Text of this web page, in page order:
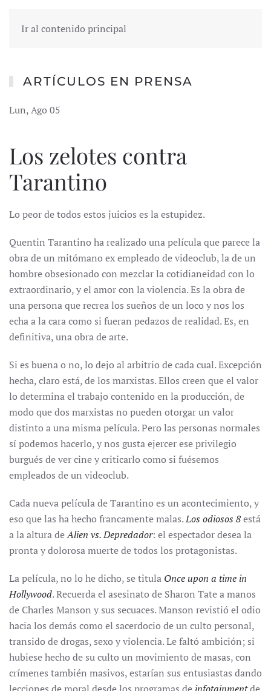
Ir al contenido principal
ARTÍCULOS EN PRENSA
Lun, Ago 05
Los zelotes contra
Tarantino
Lo peor de todos estos juicios es la estupidez.
Quentin Tarantino ha realizado una película que parece la
obra de un mitómano ex empleado de videoclub, la de un
hombre obsesionado con mezclar la cotidianeidad con lo
extraordinario, y el amor con la violencia. Es la obra de
una persona que recrea los sueños de un loco y nos los
echa a la cara como si fueran pedazos de realidad. Es, en
definitiva, una obra de arte.
Si es buena o no, lo dejo al arbitrio de cada cual. Excepción
hecha, claro está, de los marxistas. Ellos creen que el valor
lo determina el trabajo contenido en la producción, de
modo que dos marxistas no pueden otorgar un valor
distinto a una misma película. Pero las personas normales
sí podemos hacerlo, y nos gusta ejercer ese privilegio
burgués de ver cine y criticarlo como si fuésemos
empleados de un videoclub.
Cada nueva película de Tarantino es un acontecimiento, y
eso que las ha hecho francamente malas.Los odiosos 8está
a la altura deAlien vs. Depredador: el espectador desea la
pronta y dolorosa muerte de todos los protagonistas.
La película, no lo he dicho, se titula Once upon a time in
Hollywood. Recuerda el asesinato de Sharon Tate a manos
de Charles Manson y sus secuaces. Manson revistió el odio
hacia los demás como el sacerdocio de un culto personal,
transido de drogas, sexo y violencia. Le faltó ambición; si
hubiese hecho de su culto un movimiento de masas, con
crímenes también masivos, estarían sus entusiastas dando